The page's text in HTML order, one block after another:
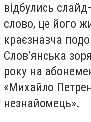
відбулись
слово, це його
краєзнавча
Слов’янська
року на
«Михайло
незнайомець».